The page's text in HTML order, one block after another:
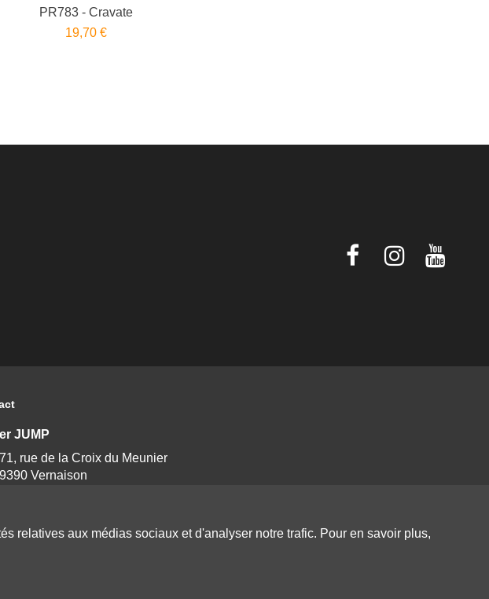
PR783 - Cravate
19,70 €
JUMP
rue de la Croix du Meunier
Vernaison
relatives aux médias sociaux et d'analyser notre trafic. Pour en savoir plus,